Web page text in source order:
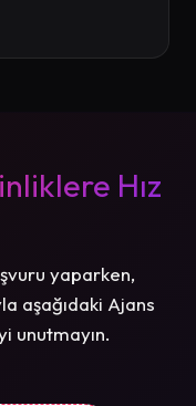
Hız
yaparken,
aşağıdaki Ajans
unutmayın.